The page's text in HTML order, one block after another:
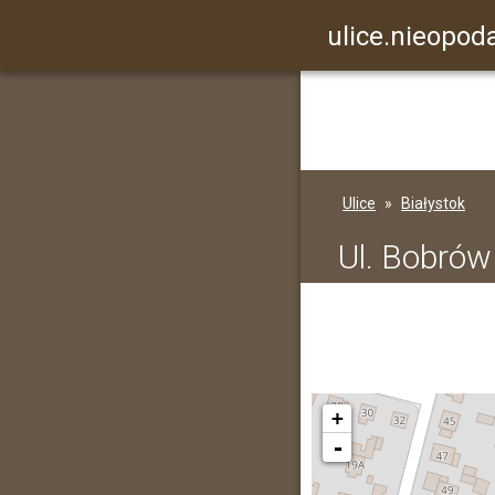
Ulice Białystok
Ul. Bobrów
+
-